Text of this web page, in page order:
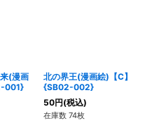
(漫画
001}
北の界王(漫画絵)【C】
{SB02-002}
50円(税込)
在庫数 74枚